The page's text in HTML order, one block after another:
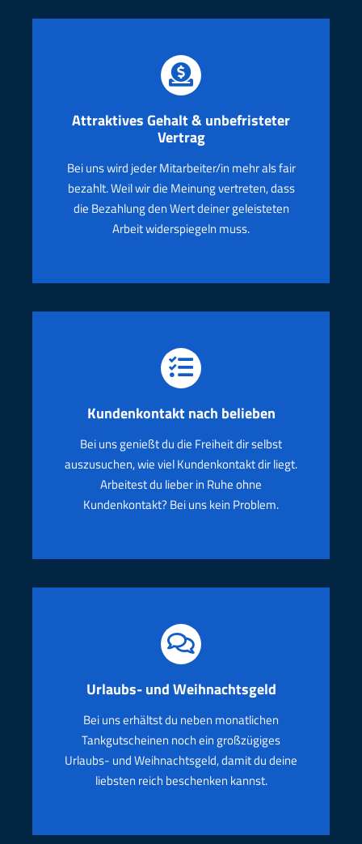
AttraktivesGehalt & unbefristeter
Vertrag
Bei uns wird jeder Mitarbeiter/in mehr als fair
bezahlt. Weil wir die Meinung vertreten, dass
die Bezahlungden Wert deiner geleisteten
Arbeitwiderspiegeln muss.
Kundenkontakt nach belieben
Bei uns genießt du die Freiheit dir selbst
auszusuchen, wie viel Kundenkontakt dir liegt.
Arbeitest du lieber in Ruhe ohne
Kundenkontakt? Bei uns kein Problem.
Urlaubs- und Weihnachtsgeld
Bei uns erhältst du neben monatlichen
Tankgutscheinen noch ein großzügiges
Urlaubs- und Weihnachtsgeld, damit du deine
liebsten reich beschenken kannst.